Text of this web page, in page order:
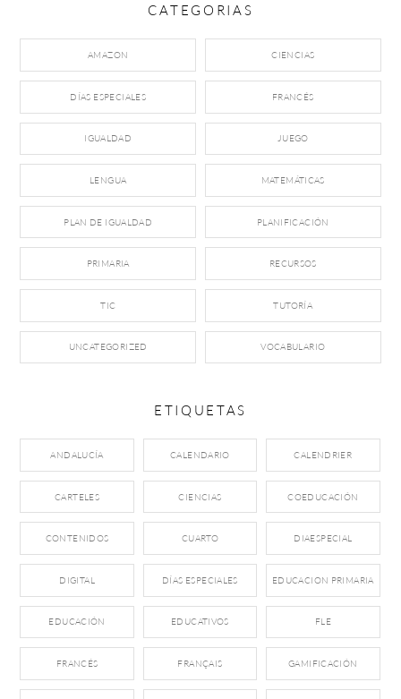
CATEGORIAS
AMAZON CIENCIAS
DÍAS ESPECIALES FRANCÉS
IGUALDAD JUEGO
LENGUA MATEMÁTICAS
PLAN DE IGUALDAD PLANIFICACIÓN
PRIMARIA RECURSOS
TIC TUTORÍA
UNCATEGORIZED VOCABULARIO
ETIQUETAS
ANDALUCÍA CALENDARIO CALENDRIER
CARTELES CIENCIAS COEDUCACIÓN
CONTENIDOS CUARTO DIAESPECIAL
DIGITAL DÍAS ESPECIALES EDUCACION PRIMARIA
EDUCACIÓN EDUCATIVOS FLE
FRANCÉS FRANÇAIS GAMIFICACIÓN